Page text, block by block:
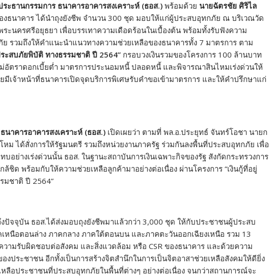
ธานกรรมการ ธนาคารอาคารสงเคราะห์ (ธอส.) พร้อมด้วย นายฉัตรชัย ศิริไล
ธนาคาร ได้นำถุงยังชีพ จำนวน 300 ชุด มอบให้แก่ผู้ประสบอุทกภัย ณ บริเวณวัด
ะนครศรีอยุธยา เพื่อบรรเทาความเดือดร้อนในเบื้องต้น พร้อมทั้งรับฟังความ
รวมถึงให้คำแนะนำแนวทางความช่วยเหลือของธนาคารทั้ง 7 มาตรการ ตาม
ะสบภัยพิบัติ ทางธรรมชาติ ปี 2564” กรอบวงเงินรวมของโครงการ 100 ล้านบาท
อัตราดอกเบี้ยต่ำ มาตรการประนอมหนี้ ปลอดหนี้ และพิจารณาสินไหมเร่งด่วนให้
เจ้าหน้าที่ธนาคารเปิดจุดบริการพิเศษรับคำขอเข้ามาตรการ และให้คำปรึกษาแก่
าคารอาคารสงเคราะห์ (ธอส.) เปิดเผยว่า ตามที่ พล.อ.ประยุทธ์ จันทร์โอชา นายก
หม ได้สั่งการให้รัฐมนตรี รวมถึงหน่วยงานภาครัฐ ร่วมกันลงพื้นที่ประสบอุทกภัย เพื่อ
อย่างเร่งด่วนนั้น ธอส. ในฐานะสถาบันการเงินเฉพาะกิจของรัฐ สังกัดกระทรวงการ
ชิด พร้อมกับให้ความช่วยเหลือลูกค้ามาอย่างต่อเนื่อง ผ่านโครงการ “เงินกู้ที่อยู่
มชาติ ปี 2564”
ปัจจุบัน ธอส.ได้ส่งมอบถุงยังชีพมาแล้วกว่า 3,000 ชุด ให้กับประชาชนผู้ประสบ
นือตอนล่าง ภาคกลาง ภาคใต้ตอนบน และภาคตะวันออกเฉียงเหนือ รวม 13
ามรับผิดชอบต่อสังคม และสิ่งแวดล้อม หรือ CSR ของธนาคาร และด้วยความ
ประชาชน อีกทั้งเป็นการสร้างจิตสำนึกในการเป็นจิตอาสาช่วยเหลือสังคมให้ดียิ่ง
ลือประชาชนที่ประสบอุทกภัยในพื้นที่ต่างๆ อย่างต่อเนื่อง จนกว่าสถานการณ์จะ